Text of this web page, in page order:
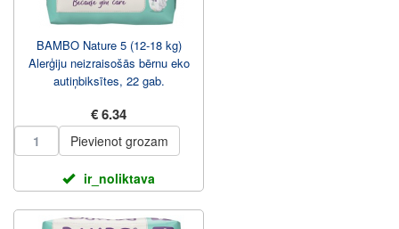
BAMBO Nature 5 (12-18 kg)
Alerģiju neizraisošās bērnu eko
autiņbiksītes, 22 gab.
€ 6.34
Pievienot grozam
ir_noliktava